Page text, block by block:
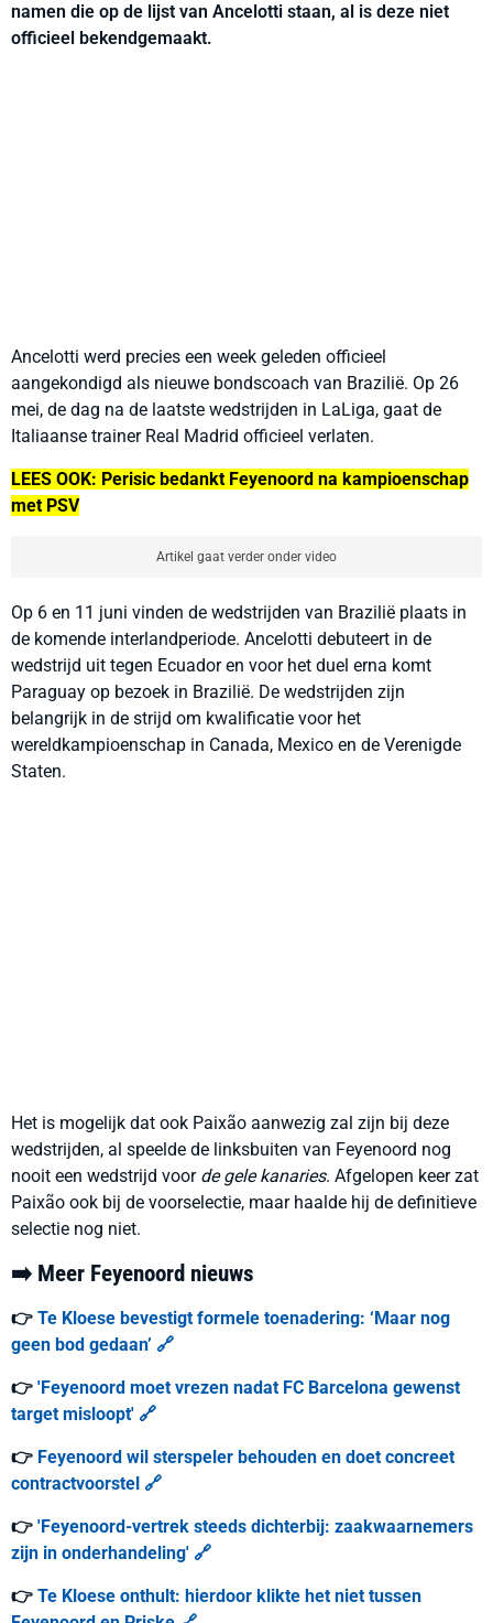
namen die op de lijst van Ancelotti staan, al is deze niet
officieel bekendgemaakt.
Ancelotti werd precies een week geleden officieel
aangekondigd als nieuwe bondscoach van Brazilië. Op 26
mei, de dag na de laatste wedstrijden in LaLiga, gaat de
Italiaanse trainer Real Madrid officieel verlaten.
LEES OOK: Perisic bedankt Feyenoord na kampioenschap
met PSV
Artikel gaat verder onder video
Op 6 en 11 juni vinden de wedstrijden van Brazilië plaats in
de komende interlandperiode. Ancelotti debuteert in de
wedstrijd uit tegen Ecuador en voor het duel erna komt
Paraguay op bezoek in Brazilië. De wedstrijden zijn
belangrijk in de strijd om kwalificatie voor het
wereldkampioenschap in Canada, Mexico en de Verenigde
Staten.
Het is mogelijk dat ook Paixão aanwezig zal zijn bij deze
wedstrijden, al speelde de linksbuiten van Feyenoord nog
nooit een wedstrijd voor de gele kanaries. Afgelopen keer zat
Paixão ook bij de voorselectie, maar haalde hij de definitieve
selectie nog niet.
➡️ Meer Feyenoord nieuws
👉 Te Kloese bevestigt formele toenadering: ‘Maar nog
geen bod gedaan’ 🔗
👉 'Feyenoord moet vrezen nadat FC Barcelona gewenst
target misloopt' 🔗
👉 Feyenoord wil sterspeler behouden en doet concreet
contractvoorstel 🔗
👉 'Feyenoord-vertrek steeds dichterbij: zaakwaarnemers
zijn in onderhandeling' 🔗
👉 Te Kloese onthult: hierdoor klikte het niet tussen